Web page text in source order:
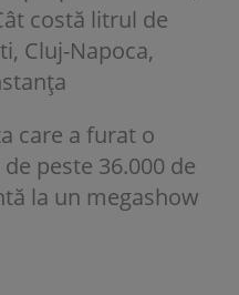
costă litrul de
Cluj-Napoca,
care a furat o
peste 36.000 de
la un megashow